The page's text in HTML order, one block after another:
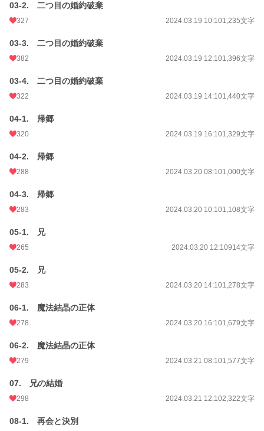
03-2. 二つ目の婚約破棄
327 2024.03.19 10:101,235文字
03-3. 二つ目の婚約破棄
382 2024.03.19 12:101,396文字
03-4. 二つ目の婚約破棄
322 2024.03.19 14:101,440文字
04-1. 帰郷
320 2024.03.19 16:101,329文字
04-2. 帰郷
288 2024.03.20 08:101,000文字
04-3. 帰郷
283 2024.03.20 10:101,108文字
05-1. 兄
265 2024.03.20 12:10914文字
05-2. 兄
283 2024.03.20 14:101,278文字
06-1. 魔法結晶の正体
278 2024.03.20 16:101,679文字
06-2. 魔法結晶の正体
279 2024.03.21 08:101,577文字
07. 兄の結婚
298 2024.03.21 12:102,322文字
08-1. 再会と決別